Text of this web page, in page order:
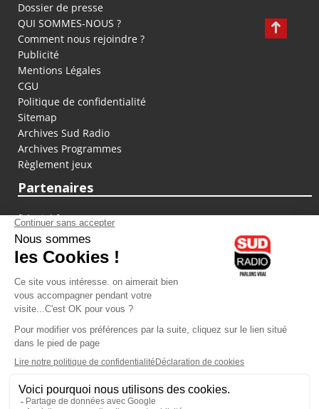
Dossier de presse
QUI SOMMES-NOUS ?
Comment nous rejoindre ?
Publicité
Mentions Légales
CGU
Politique de confidentialité
Sitemap
Archives Sud Radio
Archives Programmes
Règlement jeux
Partenaires
fiducial.fr
lyoncapitale.fr
olympique-et-lyonnais.com
L'application Iphone / Android
Téléchargez l'application
Les cookies
Gestion des cookies